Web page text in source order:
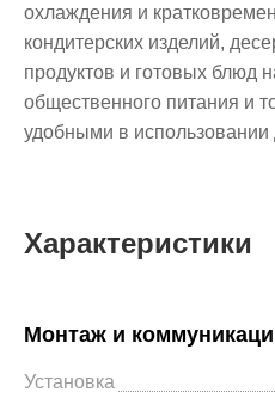
охлаждения и
кондитерских изделий,
продуктов и готовых блюд
общественного питания и
удобными в использовании
Характеристики
Монтаж и
Установка